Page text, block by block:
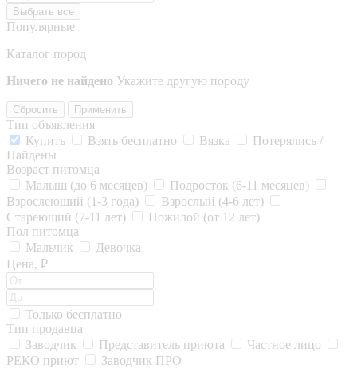
Выбрать все
Популярные
Каталог пород
Ничего не найдено Укажите другую породу
Сбросить Применить
Тип объявления
Купить
Взять бесплатно Вязка
Потерялись /
Найдены
Возраст питомца
Малыш (до 6 месяцев)
Подросток (6-11 месяцев)
Взрослеющий (1-3 года)
Взрослый (4-6 лет)
Стареющий (7-11 лет)
Пожилой (от 12 лет)
Пол питомца
Мальчик
Девочка
Цена, ₽
Только бесплатно
Тип продавца
Заводчик
Представитель приюта
Частное лицо
РЕКО приют
Заводчик ПРО